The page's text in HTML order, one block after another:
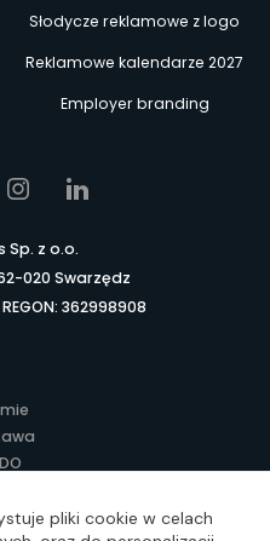
Słodycze reklamowe z logo
Reklamowe kalendarze 2027
Employer branding
Sp. z o.o.
020 Swarzędz
362998908
pliki cookie w celach